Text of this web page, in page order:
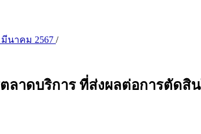
นาคม 2567 /
ลาดบริการ ที่ส่งผลต่อการตัดสิ